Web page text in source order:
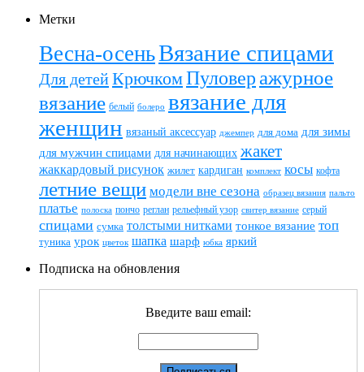
Метки
Весна-осеньВязание спицами
Для детейКрючкомПуловер ажурное
вязание белый болеро вязание для
женщин вязаный аксессуар джемпер для дома для зимы
для мужчин спицами для начинающих жакет
жаккардовый рисунок жилет кардиган комплект косы кофта
летние вещи модели вне сезона образец вязания пальто
платье полоска пончо реглан рельефный узор свитер вязание серый
спицами сумка толстыми нитками тонкое вязание топ
туника урок цветок шапка шарф юбка яркий
Подписка на обновления
Введите ваш email: